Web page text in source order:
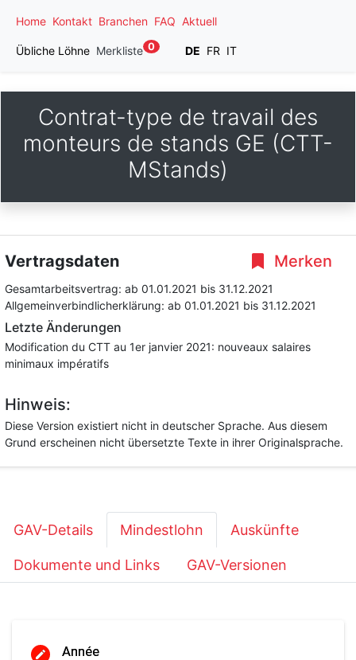
Home Kontakt Branchen FAQ Aktuell
Übliche Löhne Merkliste 0 DE FR IT
Contrat-type de travail des
monteurs de stands GE (CTT-
MStands)
Merken
Vertragsdaten
Gesamtarbeitsvertrag: ab 01.01.2021 bis 31.12.2021
Allgemeinverbindlicherklärung: ab 01.01.2021 bis 31.12.2021
Letzte Änderungen
Modification du CTT au 1er janvier 2021: nouveaux salaires
minimaux impératifs
Hinweis:
Diese Version existiert nicht in deutscher Sprache. Aus diesem
Grund erscheinen nicht übersetzte Texte in ihrer Originalsprache.
GAV-Details Mindestlohn Auskünfte
Dokumente und Links GAV-Versionen
Année